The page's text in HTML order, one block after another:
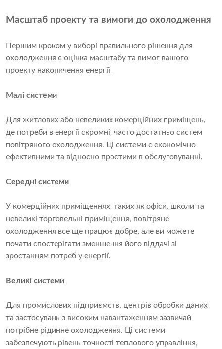
Масштаб проекту та вимоги до охолодження
Першим кроком у виборі правильного рішення для
охолодження є оцінка масштабу та вимог вашого
проекту накопичення енергії.
Малі системи
Для житлових або невеликих комерційних приміщень,
де потреби в енергії скромні, часто достатньо систем
повітряного охолодження. Ці системи є економічно
ефективними та відносно простими в обслуговуванні.
Середні системи
У комерційних приміщеннях, таких як офіси, школи та
невеликі торговельні приміщення, повітряне
охолодження все ще працює добре, але ви можете
почати спостерігати зменшення його віддачі зі
зростанням потреб у енергії.
Великі системи
Для промислових підприємств, центрів обробки даних
та застосувань з високим навантаженням зазвичай
потрібне рідинне охолодження. Ці системи
забезпечують рівень точності теплового управління,